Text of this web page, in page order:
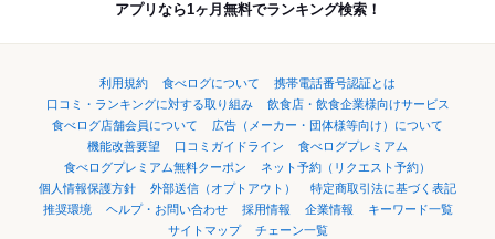
アプリなら1ヶ月無料でランキング検索！
利用規約 食べログについて
携帯電話番号認証とは
口コミ・ランキングに対する取り組み
飲食店・飲食企業様向けサービス
食べログ店舗会員について
広告（メーカー・団体様等向け）について
機能改善要望
口コミガイドライン
食べログプレミアム
食べログプレミアム無料クーポン
ネット予約（リクエスト予約）
個人情報保護方針
外部送信（オプトアウト）
特定商取引法に基づく表記
推奨環境
ヘルプ・お問い合わせ 採用情報 企業情報
キーワード一覧
サイトマップ
チェーン一覧